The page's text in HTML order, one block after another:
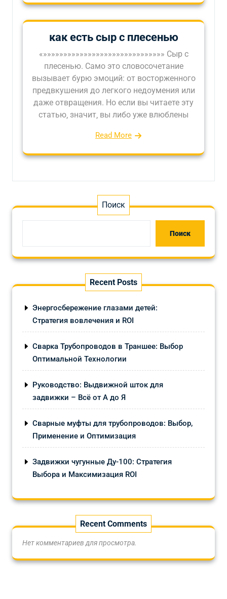
как есть сыр с плесенью
«»»»»»»»»»»»»»»»»»»»»»»»»»»»»»» Сыр с
плесенью. Само это словосочетание
вызывает бурю эмоций: от восторженного
предвкушения до легкого недоумения или
даже отвращения. Но если вы читаете эту
статью‚ значит‚ вы либо уже влюблены
Read More
Поиск
Поиск
Recent Posts
Энергосбережение глазами детей:
Стратегия вовлечения и ROI
Сварка Трубопроводов в Траншее: Выбор
Оптимальной Технологии
Руководство: Выдвижной шток для
задвижки – Всё от А до Я
Сварные муфты для трубопроводов: Выбор,
Применение и Оптимизация
Задвижки чугунные Ду-100: Стратегия
Выбора и Максимизация ROI
Recent Comments
Нет комментариев для просмотра.